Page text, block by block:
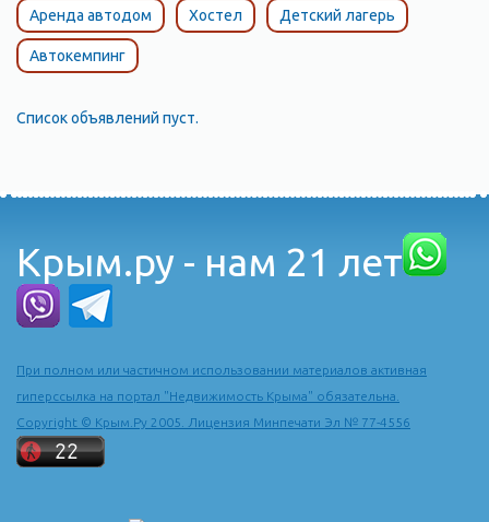
Аренда автодом Хостел Детский лагерь
Автокемпинг
Список объявлений пуст.
Крым.ру - нам 21 лет
При полном или частичном использовании материалов активная
гиперссылка на портал "Недвижимость Крыма" обязательна.
Copyright © Крым.Ру 2005. Лицензия Минпечати Эл № 77-4556